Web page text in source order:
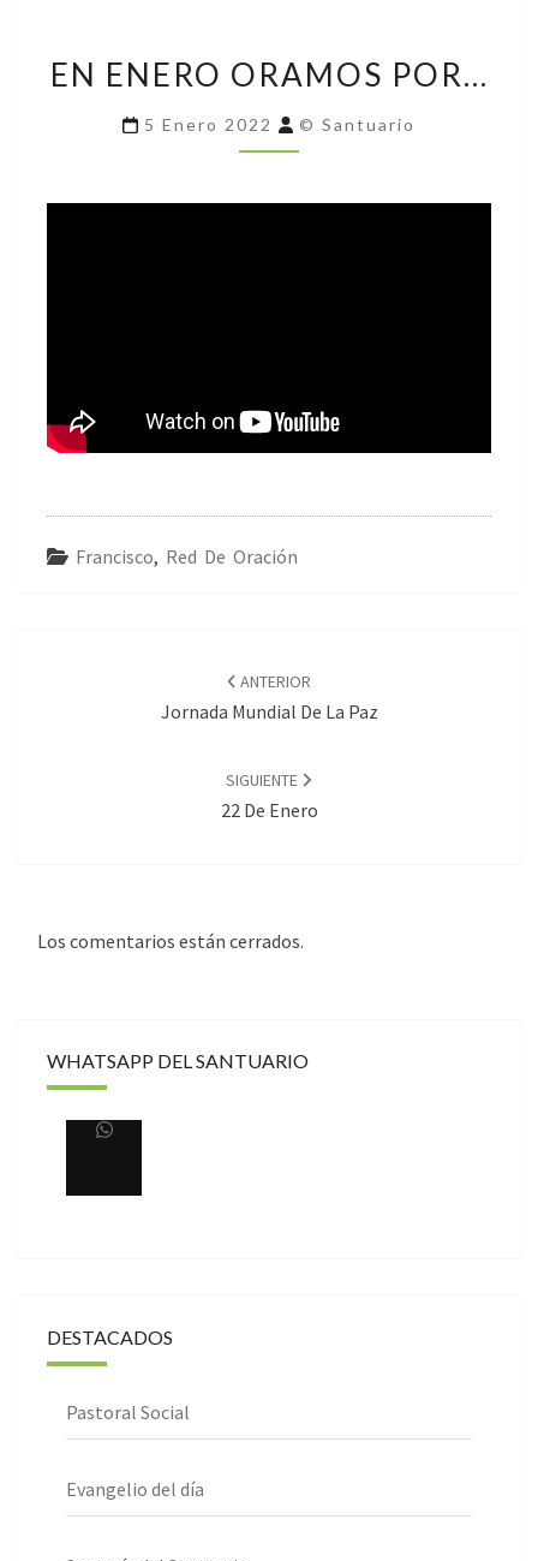
ENERO
ORAMOS
POR…
EN ENERO ORAMOS POR…
5 Enero 2022 © Santuario
Francisco, Red De Oración
ANTERIOR
Jornada Mundial De La Paz
SIGUIENTE
22 De Enero
Los comentarios están cerrados.
WHATSAPP DEL SANTUARIO
DESTACADOS
Pastoral Social
Evangelio del día